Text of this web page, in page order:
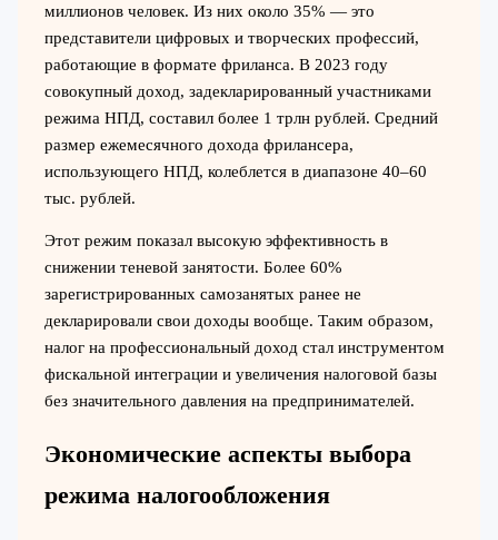
миллионов человек. Из них около 35% — это
представители цифровых и творческих профессий,
работающие в формате фриланса. В 2023 году
совокупный доход, задекларированный участниками
режима НПД, составил более 1 трлн рублей. Средний
размер ежемесячного дохода фрилансера,
использующего НПД, колеблется в диапазоне 40–60
тыс. рублей.
Этот режим показал высокую эффективность в
снижении теневой занятости. Более 60%
зарегистрированных самозанятых ранее не
декларировали свои доходы вообще. Таким образом,
налог на профессиональный доход стал инструментом
фискальной интеграции и увеличения налоговой базы
без значительного давления на предпринимателей.
Экономические аспекты выбора
режима налогообложения